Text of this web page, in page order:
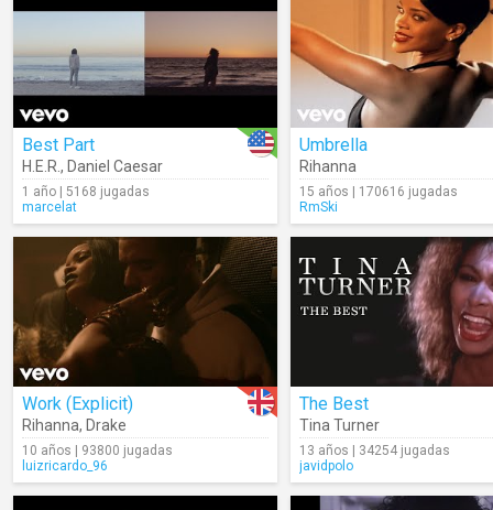
Best Part
H.E.R. , Daniel Caesar
1 año | 5168 jugadas
marcelat
Umbrella
Rihanna
15 años | 170616 jugadas
RmSki
Work (Explicit)
Rihanna, Drake
10 años | 93800 jugadas
luizricardo_96
The Best
Tina Turner
13 años | 34254 jugadas
javidpolo